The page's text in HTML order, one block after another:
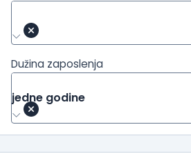
Dužina zaposlenja
jedne godine